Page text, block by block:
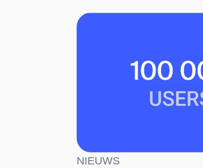
NIEUWS